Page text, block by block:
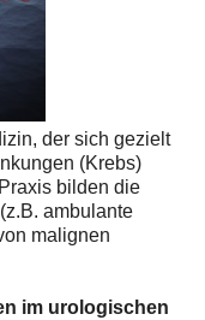
der sich gezielt
(Krebs)
bilden die
ambulante
malignen
im urologischen